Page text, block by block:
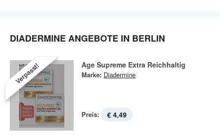
DIADERMINE ANGEBOTE IN BERLIN
Verpasst! Age Supreme Extra Reichhaltig
Marke: Diadermine
Preis: € 4,49